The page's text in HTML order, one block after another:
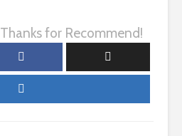
Thanks for Recommend!